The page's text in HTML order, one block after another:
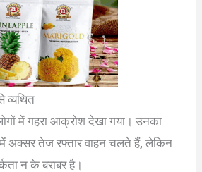
व्यथित
में गहरा आक्रोश देखा गया। उनका
अक्सर तेज रफ्तार वाहन चलते हैं, लेकिन
न के बराबर है।